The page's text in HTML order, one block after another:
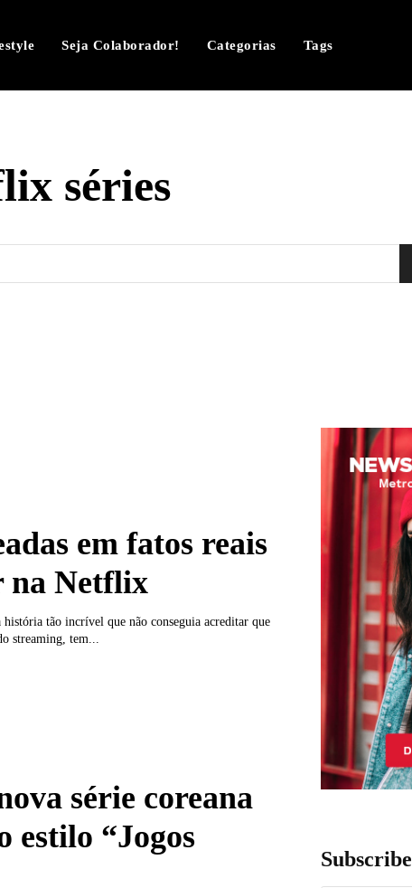
Seja Colaborador! Categorias Tags
séries
em fatos reais
na Netflix
história tão incrível que não conseguia acreditar que
streaming, tem...
série coreana
estilo “Jogos
Subscribe